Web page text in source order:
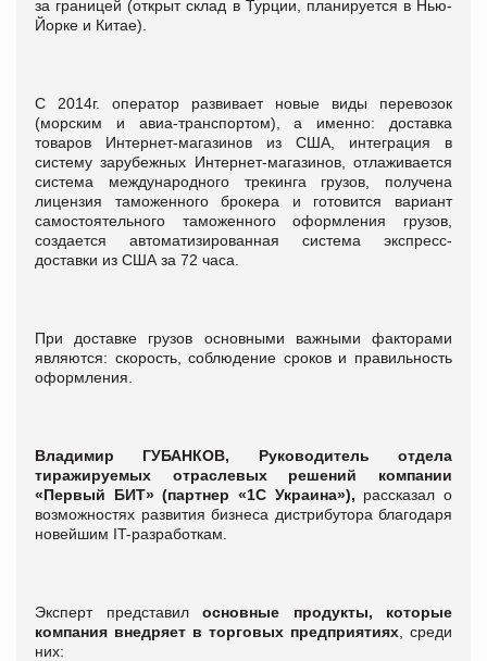
за границей (открыт склад в Турции, планируется в Нью-
Йорке и Китае).
С 2014г. оператор развивает новые виды перевозок
(морским и авиа-транспортом), а именно: доставка
товаров Интернет-магазинов из США, интеграция в
систему зарубежных Интернет-магазинов, отлаживается
система международного трекинга грузов, получена
лицензия таможенного брокера и готовится вариант
самостоятельного таможенного оформления грузов,
создается автоматизированная система экспресс-
доставки из США за 72 часа.
При доставке грузов основными важными факторами
являются: скорость, соблюдение сроков и правильность
оформления.
Владимир ГУБАНКОВ, Руководитель отдела
тиражируемых отраслевых решений компании
«Первый БИТ» (партнер «1С Украина»), рассказал о
возможностях развития бизнеса дистрибутора благодаря
новейшим IT-разработкам.
Эксперт представил основные продукты, которые
компания внедряет в торговых предприятиях , среди
них: